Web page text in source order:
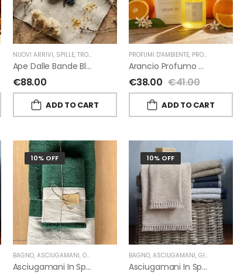
,FIORIRA' UN GIARDINO
NUOVI ARRIVI, SPILLE, TROVELORE
Ape Dalle Bande Blu Spilla Decorata A Mano Di Trovelore
€88.00
ADD TO CART
PROFUMI D'AMBIENTE, PROFUMI D'AMBIENTE FIORIRA' UN GIARDINO
Arancio Profumo D’ambiente Di Fiorirà Un Giardino
€38.00 €41.00
ADD TO CART
10% OFF
BAGNO, ASCIUGAMANI, OUTLET GIARDINO SEGRETO
Asciugamani In Spugna E Lino Di Giardino Segreto
10% OFF
BAGNO, ASCIUGAMANI, GIARDINO SEGRETO
Asciugamani In Spugna E Nappe Di Giardino Segreto